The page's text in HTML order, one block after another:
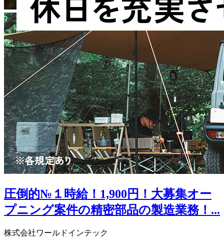
圧倒的№１時給！1,900円！大募集オー
プニング案件の精密部品の製造業務！...
株式会社ワールドインテック